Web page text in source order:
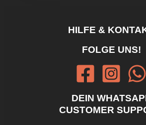
HILFE &
FOLGE UNS!
DEIN
CUSTOMER